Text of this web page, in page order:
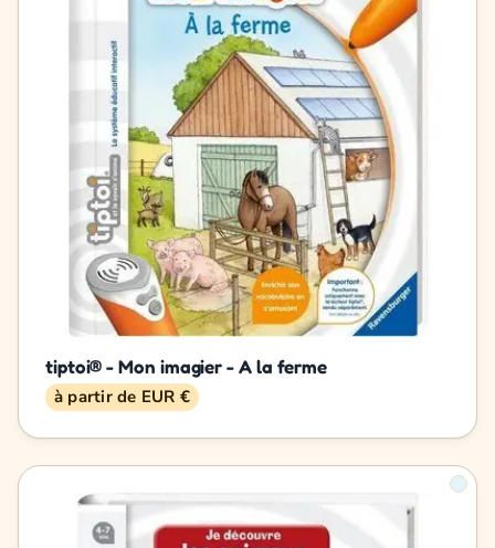
tiptoi® - Mon imagier - A la ferme
à partir de EUR €